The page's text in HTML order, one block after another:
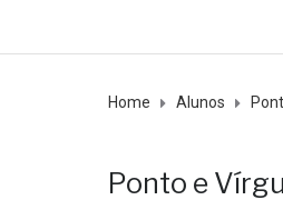
Home Alunos
Ponto e